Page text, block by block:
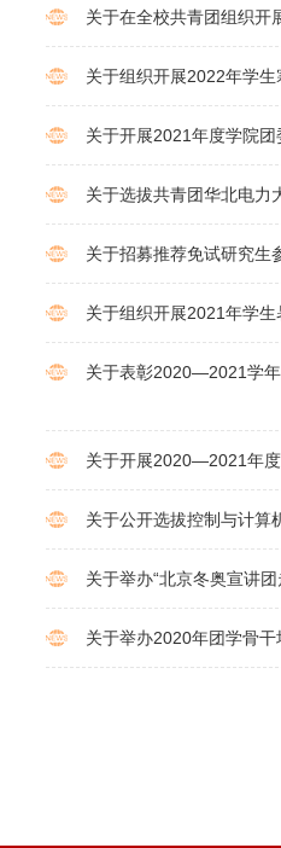
关于在全校共青团组织开
关于组织开展2022年学
关于开展2021年度学院
关于选拔共青团华北电力
关于招募推荐免试研究生
关于组织开展2021年学
关于表彰2020—2021学
关于开展2020—2021年
关于公开选拔控制与计算
关于举办“北京冬奥宣讲
关于举办2020年团学骨干